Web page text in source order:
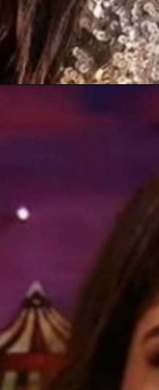
Opening